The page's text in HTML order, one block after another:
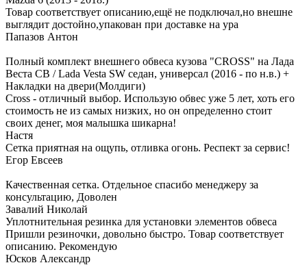
Товар соответствует описанию,ещё не подключал,но внешне
выглядит достойно,упакован при доставке на ура
Папазов Антон
Полный комплект внешнего обвеса кузова "CROSS" на Лада
Веста СВ / Lada Vesta SW седан, универсал (2016 - по н.в.) +
Накладки на двери(Молдиги)
Cross - отличный выбор. Использую обвес уже 5 лет, хоть его
стоимость не из самых низких, но он определенно стоит
своих денег, моя малышка шикарна!
Настя
Сетка приятная на ощупь, отливка огонь. Респект за сервис!
Егор Евсеев
Качественная сетка. Отдельное спасибо менеджеру за
консультацию, Доволен
Завалий Николай
Уплотнительная резинка для установки элементов обвеса
Пришли резиночки, довольно быстро. Товар соответствует
описанию. Рекомендую
Юсков Александр